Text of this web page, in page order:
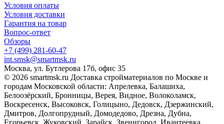
Условия оплаты
Условия доставки
Гарантия на товар
Вопрос-ответ
Обзоры
+7 (499) 281-60-47
int.smsk@smartmsk.ru
Москва, ул. Бутлерова 17б, офис 35
© 2026 smartmsk.ru Доставка стройматериалов по Москве и
городам Московской области: Апрелевка, Балашиха,
Белоозёрский, Бронницы, Верея, Видное, Волоколамск,
Воскресенск, Высоковск, Голицыно, Дедовск, Дзержинский,
Дмитров, Долгопрудный, Домодедово, Дрезна, Дубна,
Егорьевск, Жуковский, Зарайск, Звенигород, Ивантеевка,